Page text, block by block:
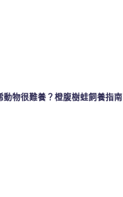
動物很難養？橙腹樹蛙飼養指